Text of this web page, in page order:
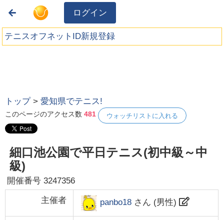
ログイン
テニスオフネットID新規登録
トップ >愛知県でテニス!
このページのアクセス数481 ウォッチリストに入れる
細口池公園で平日テニス(初中級～中
級)
開催番号3247356
主催者 panbo18さん (男性)